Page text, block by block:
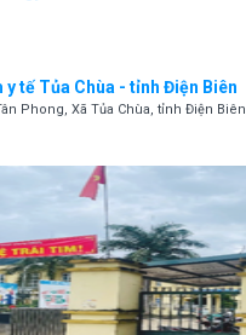
tế Tủa Chùa - tỉnh Điện Biên
Phong, Xã Tủa Chùa, tỉnh Điện Biên